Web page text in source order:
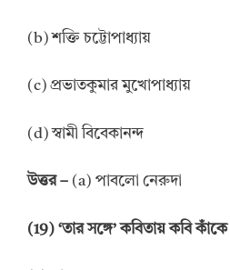
(b) শক্তি চট্টোপাধ্যায়
(c) প্রভাতকুমার মুখোপাধ্যায়
(d) স্বামী বিবেকানন্দ
উত্তর – (a) পাবলো নেরুদা
(19) ‘তার সঙ্গে’ কবিতায় কবি